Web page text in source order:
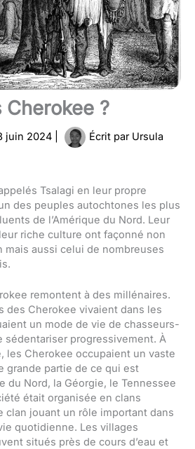
?
juin 2024 Écrit par Ursula
Tsalagi en leur propre
des peuples autochtones les plus
de l’Amérique du Nord. Leur
riche culture ont façonné non
mais aussi celui de nombreuses
remontent à des millénaires.
des Cherokee vivaient dans les
un mode de vie de chasseurs-
sédentariser progressivement. À
les Cherokee occupaient un vaste
grande partie de ce qui est
du Nord, la Géorgie, le Tennessee
était organisée en clans
clan jouant un rôle important dans
quotidienne. Les villages
situés près de cours d’eau et